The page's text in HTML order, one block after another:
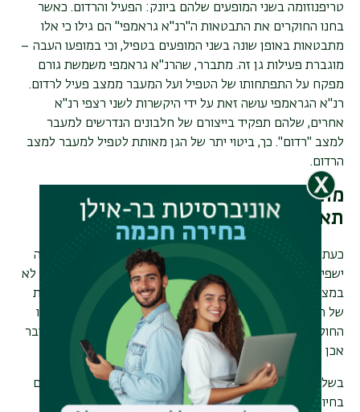
טריפנוזומה בשני המופעים שלהם ביונק: הפעיל והרדום. כאשר
בחנו החוקרים את התבטאות ה"רנ"א גראמפי" הם גילו כי אלו
מתבטאות באופן שונה בשני המופעים בטפיל, וכי במופעו העבה –
מוגברת פעילות גן זה. מתברר, שהרנ"א גראמפי משמשת גורם
מפקח על התפתחותו של הטפיל ועל המעבר ממצב פעיל לרדום.
רנ"א הגראמפי עושה זאת על ידי היקשרות לשני רצפי רנ"א
אחרים, שלהם תפקיד בייצורם של חלבונים הנדרשים למעבר
למצב "רדום". כך, ביטוי יתר של הגן מאותת לטפיל למעבר למצב
הרדום.
מתיאוריה למעשה: ניסויים בתרביות
תאים ובחיות מעבדה
כעת ביקשו המדענים לבחון אם ביצוע מניפולציות על מנגנון זה
ישפיעו על תהליך שינוי המופע של הטפיל למצב עבה ורדום גם לא
במצב של תנאי צפיפות גבוהים. ראשית, הם בחנו זאת בתרביות
של תאי טריפנוזומה במעבדה. בטכנולוגיות הנדסה גנטית, גרמו
החוקרים על ידי מניפולציות לביטוי-יתר של הגן, והדגימו כי הדבר
אכן הוביל להתמיינות הטפיל למופעו העבה והרדום.
בשלב הסופי, ביקשו החוקרים לבחון את ממצאיהם גם בניסויים
בחיות מודל – עכברי מעבדה.